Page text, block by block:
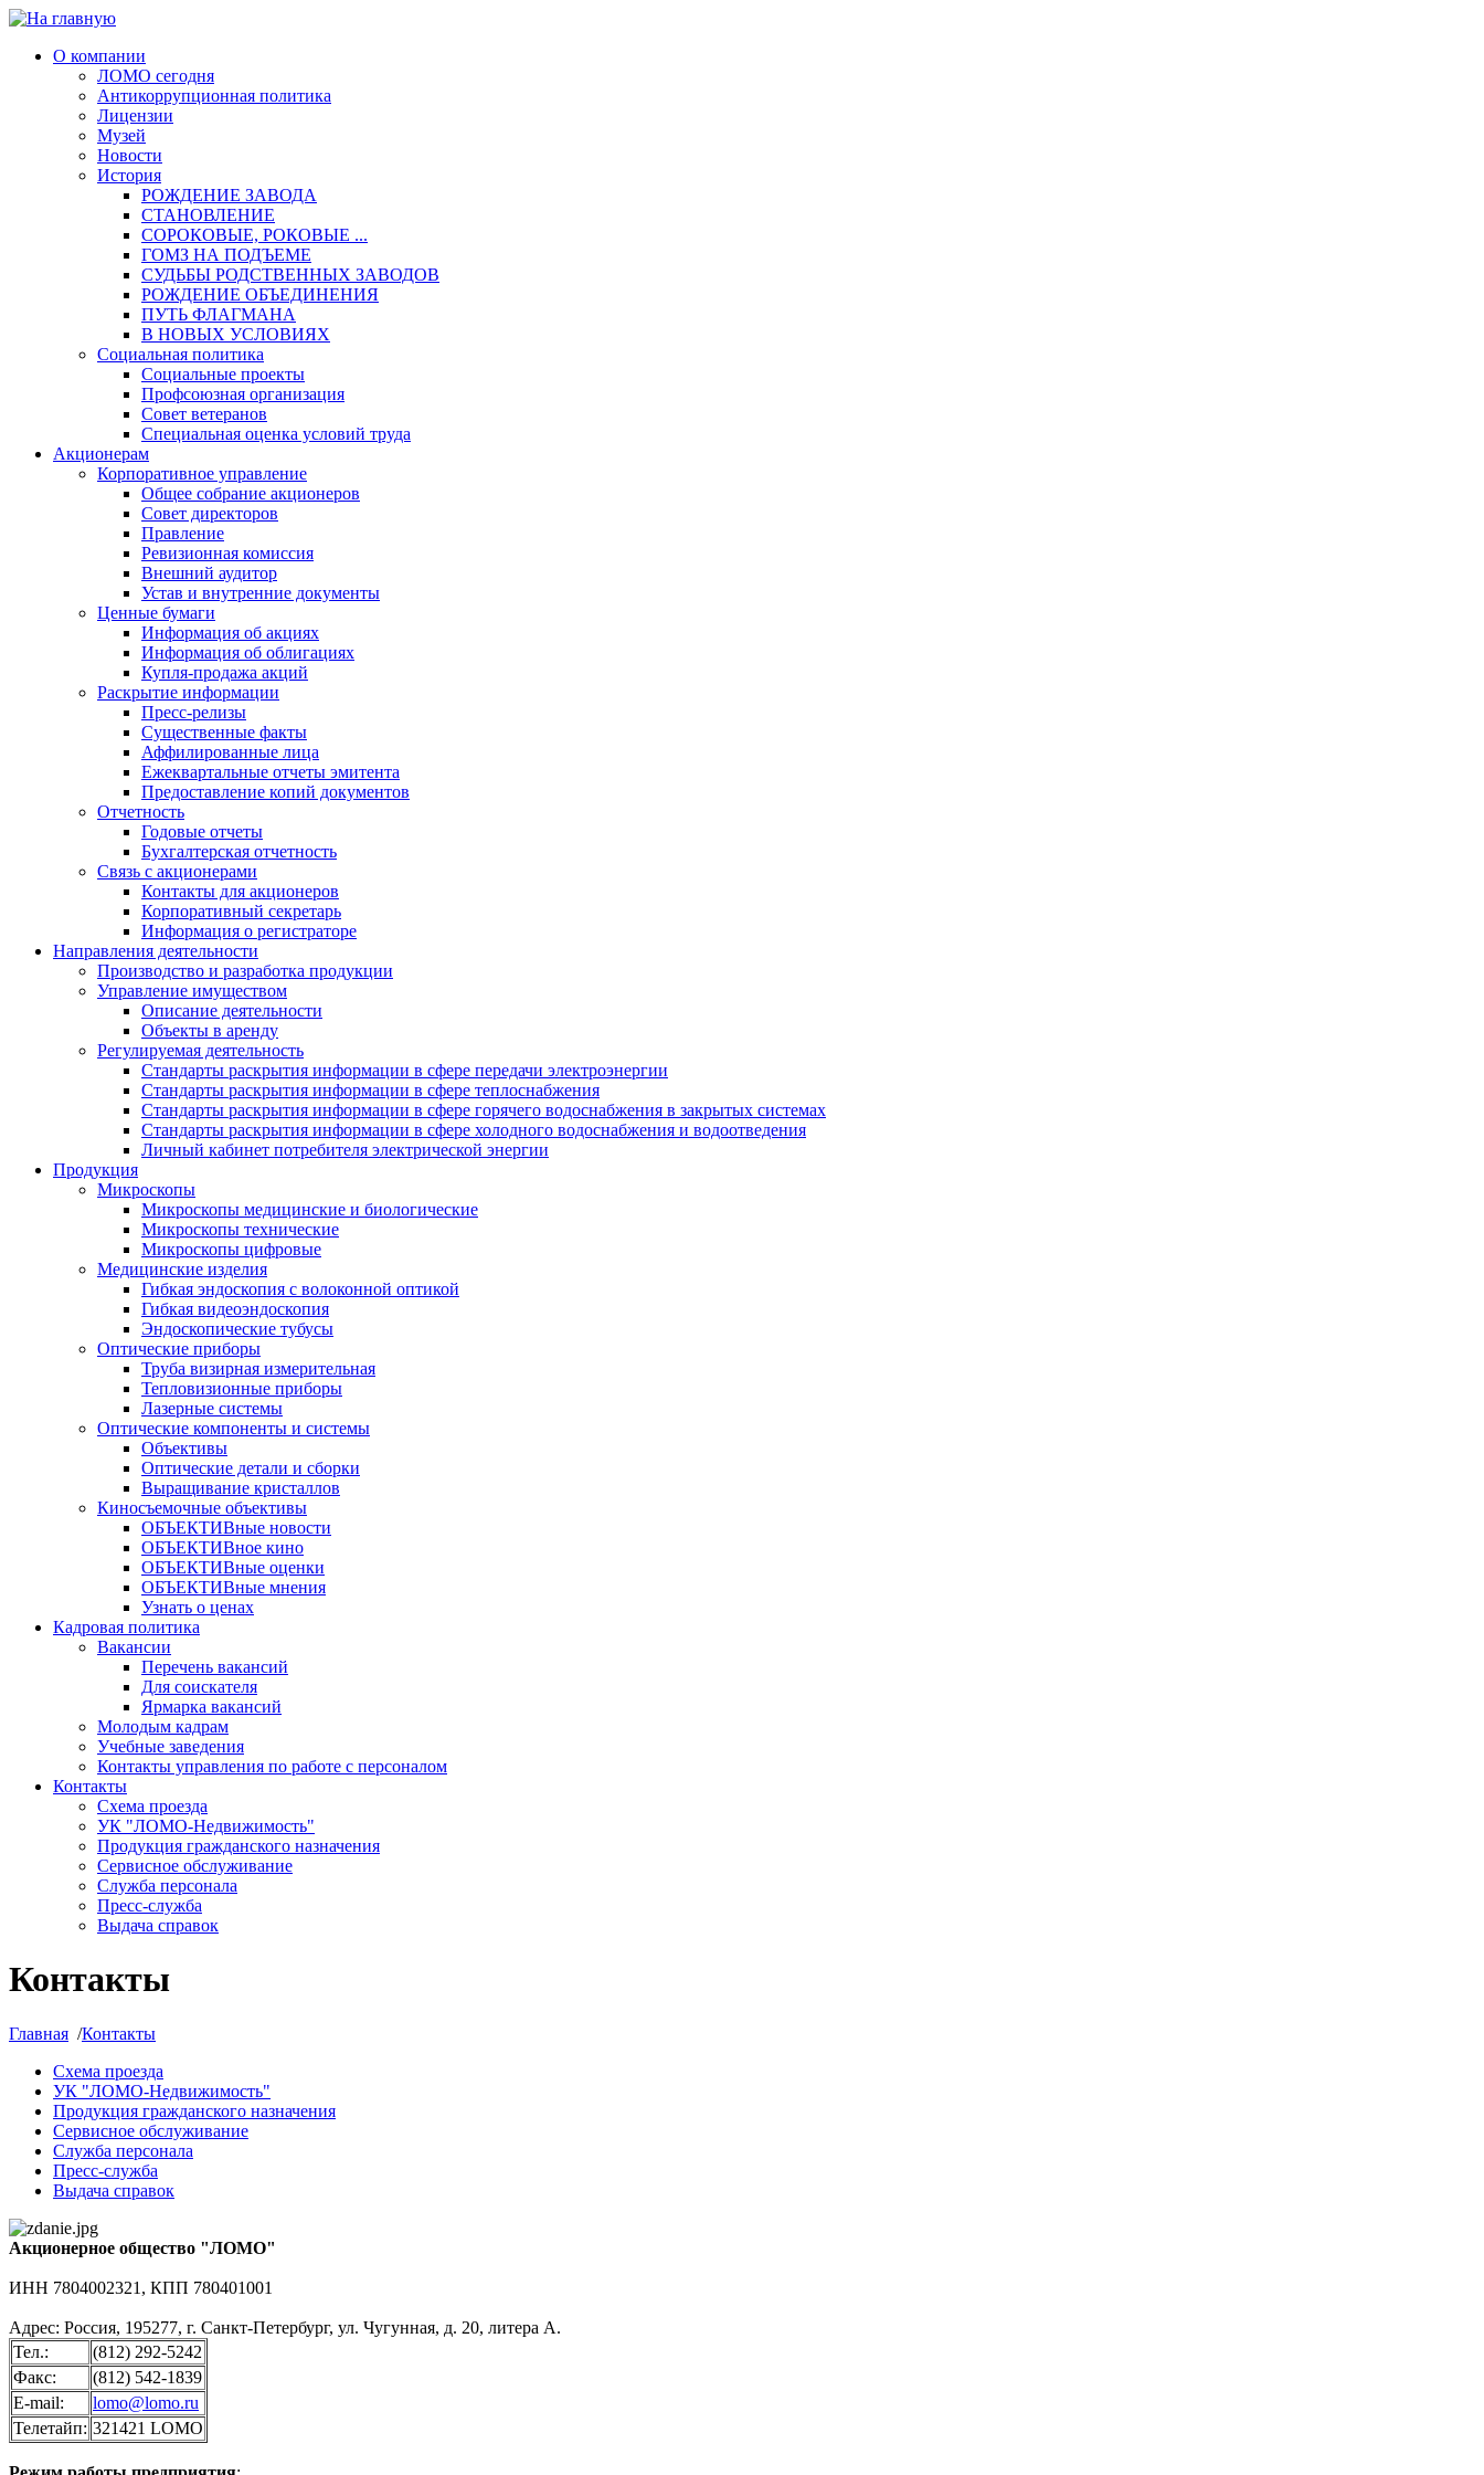
О компании
ЛОМО сегодня
Антикоррупционная политика
Лицензии
Музей
Новости
История
РОЖДЕНИЕ ЗАВОДА
СТАНОВЛЕНИЕ
СОРОКОВЫЕ, РОКОВЫЕ ...
ГОМЗ НА ПОДЪЕМЕ
СУДЬБЫ РОДСТВЕННЫХ ЗАВОДОВ
РОЖДЕНИЕ ОБЪЕДИНЕНИЯ
ПУТЬ ФЛАГМАНА
В НОВЫХ УСЛОВИЯХ
Социальная политика
Социальные проекты
Профсоюзная организация
Совет ветеранов
Специальная оценка условий труда
Акционерам
Корпоративное управление
Общее собрание акционеров
Совет директоров
Правление
Ревизионная комиссия
Внешний аудитор
Устав и внутренние документы
Ценные бумаги
Информация об акциях
Информация об облигациях
Купля-продажа акций
Раскрытие информации
Пресс-релизы
Существенные факты
Аффилированные лица
Ежеквартальные отчеты эмитента
Предоставление копий документов
Отчетность
Годовые отчеты
Бухгалтерская отчетность
Связь с акционерами
Контакты для акционеров
Корпоративный секретарь
Информация о регистраторе
Направления деятельности
Производство и разработка продукции
Управление имуществом
Описание деятельности
Объекты в аренду
Регулируемая деятельность
Стандарты раскрытия информации в сфере передачи электроэнергии
Стандарты раскрытия информации в сфере теплоснабжения
Стандарты раскрытия информации в сфере горячего водоснабжения в закрытых системах
Стандарты раскрытия информации в сфере холодного водоснабжения и водоотведения
Личный кабинет потребителя электрической энергии
Продукция
Микроскопы
Микроскопы медицинские и биологические
Микроскопы технические
Микроскопы цифровые
Медицинские изделия
Гибкая эндоскопия с волоконной оптикой
Гибкая видеоэндоскопия
Эндоскопические тубусы
Оптические приборы
Труба визирная измерительная
Тепловизионные приборы
Лазерные системы
Оптические компоненты и системы
Объективы
Оптические детали и сборки
Выращивание кристаллов
Киносъемочные объективы
ОБЪЕКТИВные новости
ОБЪЕКТИВное кино
ОБЪЕКТИВные оценки
ОБЪЕКТИВные мнения
Узнать о ценах
Кадровая политика
Вакансии
Перечень вакансий
Для соискателя
Ярмарка вакансий
Молодым кадрам
Учебные заведения
Контакты управления по работе с персоналом
Контакты
Схема проезда
УК "ЛОМО-Недвижимость"
Продукция гражданского назначения
Сервисное обслуживание
Служба персонала
Пресс-служба
Выдача справок
Контакты
Главная /Контакты
Схема проезда
УК "ЛОМО-Недвижимость"
Продукция гражданского назначения
Сервисное обслуживание
Служба персонала
Пресс-служба
Выдача справок
Акционерное общество "ЛОМО"
ИНН 7804002321, КПП 780401001
Адрес: Россия, 195277, г. Санкт-Петербург, ул. Чугунная, д. 20, литера А.
Тел.:
(812) 292-5242
Факс:
(812) 542-1839
E-mail:
lomo@lomo.ru
Телетайп: 321421 LOMO